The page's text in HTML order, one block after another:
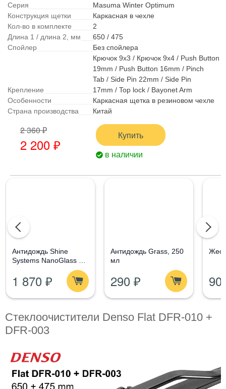
Серия
Masuma Winter Optimum
Конструкция щетки
Каркасная в чехле
Кол-во в комплекте
2
Длина 1 / длина 2, мм
650 / 475
Спойлер
Без спойлера
Крепление
Крючок 9x3 / Крючок 9x4 / Push Button
19mm / Push Button 16mm / Pinch
Tab / Side Pin 22mm / Side Pin
17mm / Top lock / Bayonet Arm
Особенности
Каркасная щетка в резиновом чехле
Страна производства
Китай
2 360 ₽
2 200 ₽
Купить
в наличии
Aнтидождь Shine
Systems NanoGlass Kit
- Набор по уходу за
стеклом
1 870 ₽
Антидождь Grass, 250
мл
290 ₽ 90
Стеклоочистители Denso Flat DFR-010 +
DFR-003